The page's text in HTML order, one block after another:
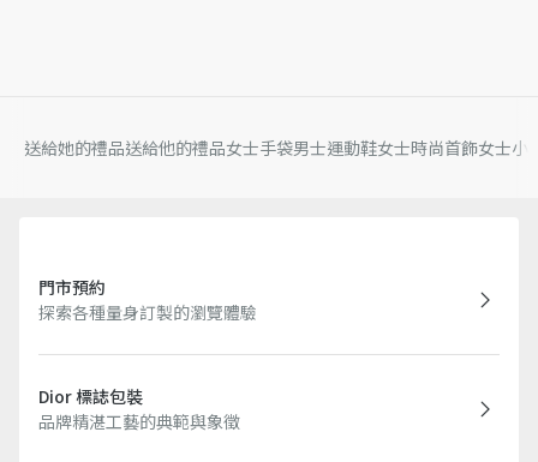
送給她的禮品送給他的禮品女士手袋男士運動鞋女士時尚首飾女士小
門市預約
探索各種量身訂製的瀏覽體驗
Dior 標誌包裝
品牌精湛工藝的典範與象徵